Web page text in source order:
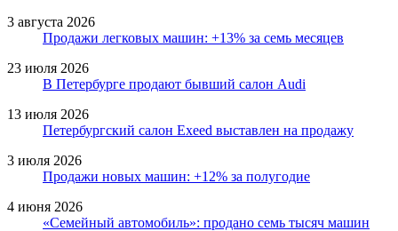
3 августа 2026
Продажи легковых машин: +13% за семь месяцев
23 июля 2026
В Петербурге продают бывший салон Audi
13 июля 2026
Петербургский салон Exeed выставлен на продажу
3 июля 2026
Продажи новых машин: +12% за полугодие
4 июня 2026
«Семейный автомобиль»: продано семь тысяч машин